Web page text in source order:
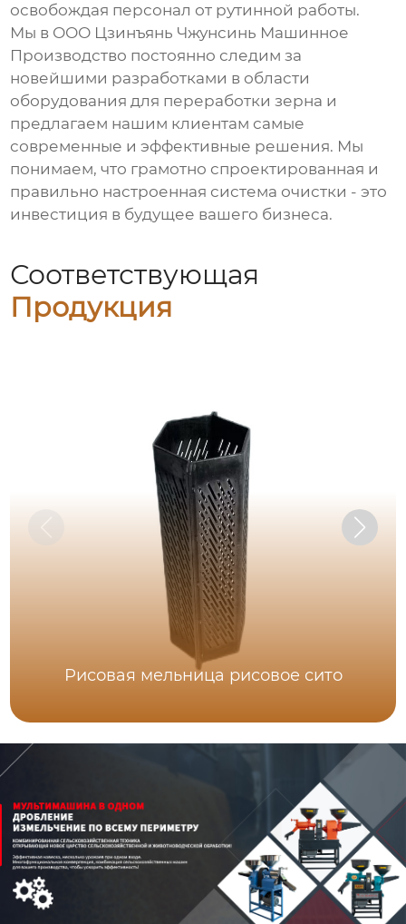
освобождая персонал от рутинной работы.
Мы в ООО Цзинъянь Чжунсинь Машинное
Производство постоянно следим за
новейшими разработками в области
оборудования для переработки зерна и
предлагаем нашим клиентам самые
современные и эффективные решения. Мы
понимаем, что грамотно спроектированная и
правильно настроенная система очистки - это
инвестиция в будущее вашего бизнеса.
Соответствующая
Продукция
Рисовая мельница рисовое сито